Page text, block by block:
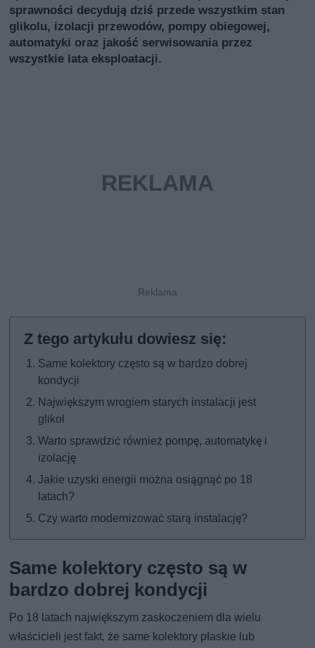
sprawności decydują dziś przede wszystkim stan
glikolu, izolacji przewodów, pompy obiegowej,
automatyki oraz jakość serwisowania przez
wszystkie lata eksploatacji.
Same kolektory często są w bardzo dobrej
kondycji
Największym wrogiem starych instalacji jest
glikol
Warto sprawdzić również pompę, automatykę i
izolację
Jakie uzyski energii można osiągnąć po 18
latach?
Czy warto modernizować starą instalację?
Same kolektory często są w
bardzo dobrej kondycji
Po 18 latach największym zaskoczeniem dla wielu
właścicieli jest fakt, że same kolektory płaskie lub